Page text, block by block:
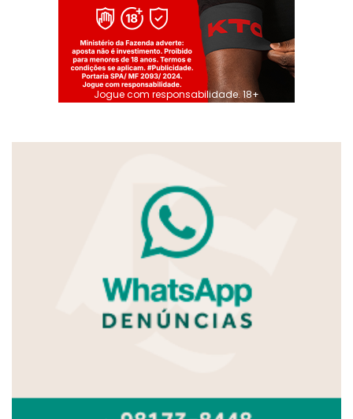
Jogue com responsabilidade. 18+